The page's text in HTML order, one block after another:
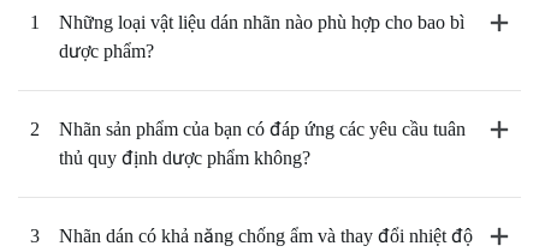
1
Những loại vật liệu dán nhãn nào phù hợp cho bao bì
dược phẩm?
2
Nhãn sản phẩm của bạn có đáp ứng các yêu cầu tuân
thủ quy định dược phẩm không?
3
Nhãn dán có khả năng chống ẩm và thay đổi nhiệt độ